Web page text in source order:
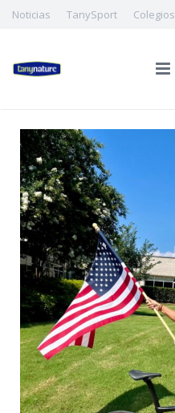
Noticias TanySport Colegios
INICIO
LA FAMILIA
CALIDAD E INNOVACIÓN
NUESTRA FRUTA
¡¡ EMPLEO !!